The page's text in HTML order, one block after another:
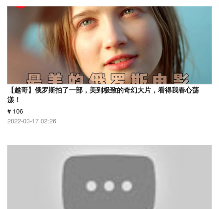
【越哥】俄罗斯拍了一部，美到极致的奇幻大片，看得我春心荡
漾！
# 106
2022-03-17 02:26